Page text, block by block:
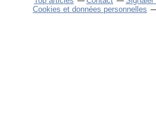
Cookies et données personnelles